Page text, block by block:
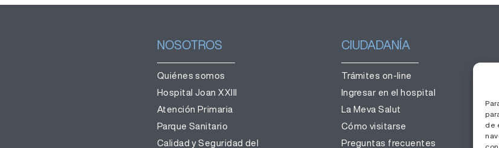
de
NOSOTROS
Quiénes somos
Hospital Joan XXIII
Atención Primaria
Parque Sanitario
Calidad y Seguridad del
CIUDADANÍA
Trámites on-line
Ingresar en el hospital
La Meva Salut
Cómo visitarse
Preguntas frecuentes